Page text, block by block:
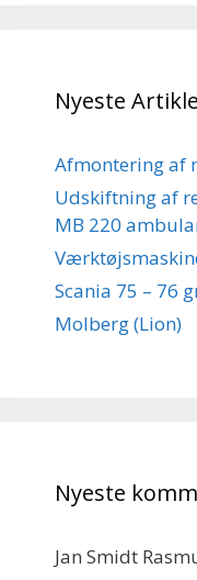
Nyeste
Afmontering af
Udskiftning af
MB 220
Scania 75 – 76
Molberg (Lion)
Nyeste
Jan Smidt